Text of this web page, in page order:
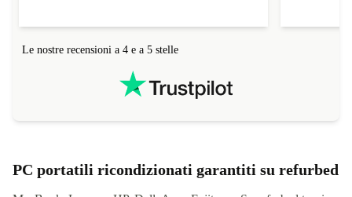
Le nostre recensioni a 4 e a 5 stelle
PC portatili ricondizionati garantiti su refurbed